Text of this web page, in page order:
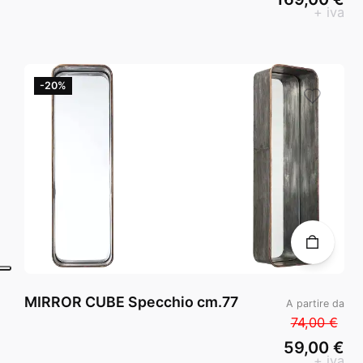
+ iva
-20%
MIRROR CUBE Specchio cm.77 A partire da
74,00 €
59,00 €